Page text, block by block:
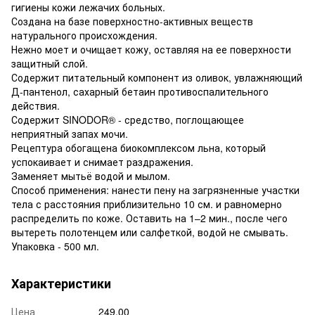
гигиены кожи лежачих больных.
Создана на базе поверхностно-активных веществ
натурального происхождения.
Нежно моет и очищает кожу, оставляя на ее поверхности
защитный слой.
Содержит питательный компонент из оливок, увлажняющий
Д-пантенол, сахарный бетаин противоспалительного
действия.
Содержит SINODOR® - средство, поглощающее
неприятный запах мочи.
Рецептура обогащена биокомплексом льна, который
успокаивает и снимает раздражения.
Заменяет мытьё водой и мылом.
Способ применения: нанести пену на загрязненные участки
тела с расстояния приблизительно 10 см. и равномерно
распределить по коже. Оставить на 1–2 мин., после чего
вытереть полотенцем или салфеткой, водой не смывать.
Упаковка - 500 мл.
Характеристики
Цена 249.00